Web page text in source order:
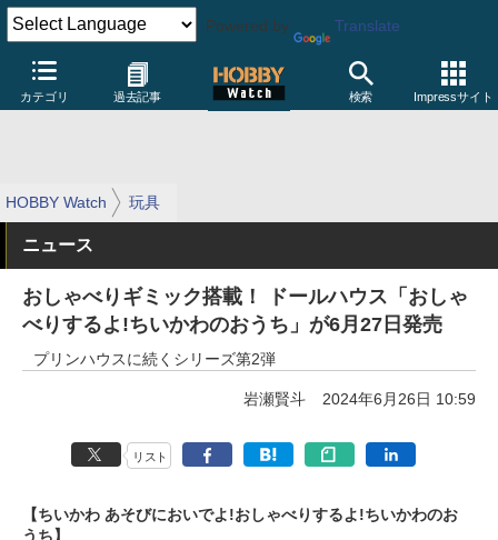
Powered by Translate
カテゴリ 過去記事 検索 Impressサイト
HOBBY Watch 玩具
ニュース
おしゃべりギミック搭載！ ドールハウス「おしゃ
べりするよ!ちいかわのおうち」が6月27日発売
プリンハウスに続くシリーズ第2弾
岩瀬賢斗 2024年6月26日 10:59
リスト
【ちいかわ あそびにおいでよ!おしゃべりするよ!ちいかわのお
うち】